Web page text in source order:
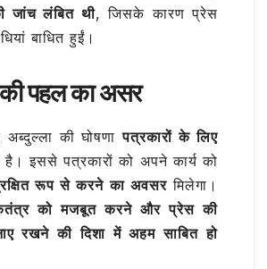
जांच लंबित थी, जिसके कारण प्रेस
बाधित हुईं।
पहल का असर
अब्दुल्ला की घोषणापत्रकारों के लिए
है। इससे पत्रकारों को अपने कार्य को
रूप से करने का अवसरमिलेगा।
को मजबूत करने और प्रेस की
रखने की दिशा में अहम साबित हो